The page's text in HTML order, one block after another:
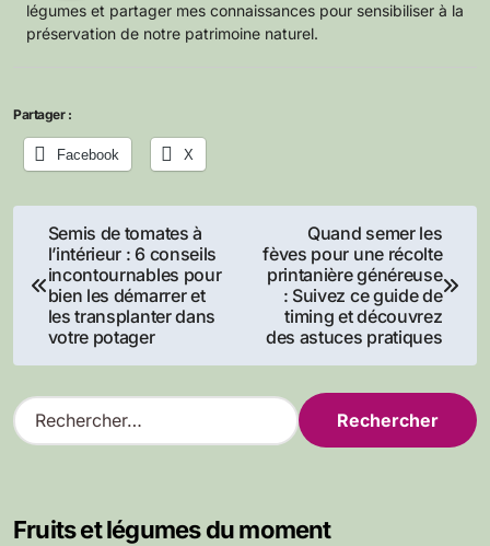
légumes et partager mes connaissances pour sensibiliser à la
préservation de notre patrimoine naturel.
Partager :
Facebook X
Navigation
de
l’article
Semis de tomates à
l’intérieur : 6 conseils
incontournables pour
bien les démarrer et
les transplanter dans
votre potager
Quand semer les
fèves pour une récolte
printanière généreuse
: Suivez ce guide de
timing et découvrez
des astuces pratiques
R
e
rFruits et légumes du moment